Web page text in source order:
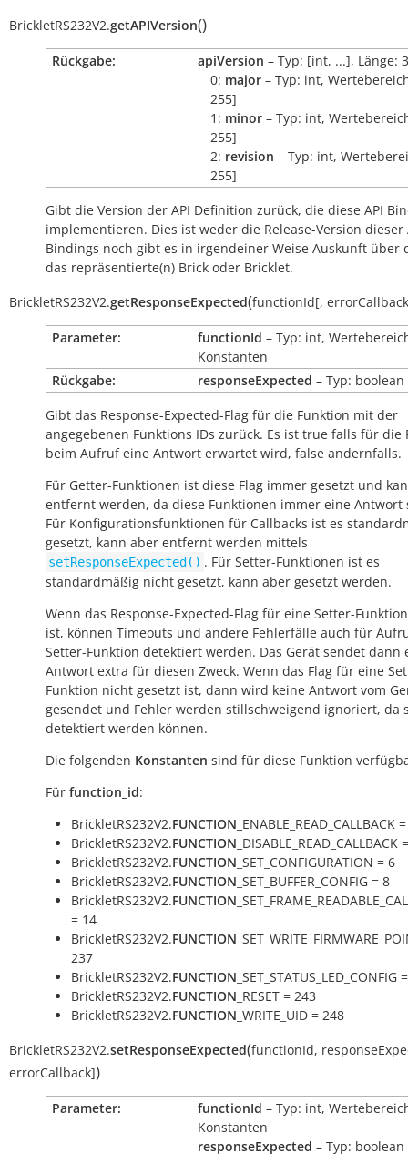
BrickletRS232V2.getAPIVersion()
Rückgabe: apiVersion – Typ: [int, ...], Länge: 3
0: major – Typ: int,
255]
1: minor – Typ: int,
255]
2: revision – Typ: int,
255]
Gibt die Version der API Definition zurück, die diese API
implementieren. Dies ist weder die Release-Version dieser
Bindings noch gibt es in irgendeiner Weise Auskunft über
das repräsentierte(n) Brick oder Bricklet.
BrickletRS232V2.getResponseExpected(functionId[, errorCallback
Parameter: functionId – Typ: int,
Konstanten
Rückgabe:
responseExpected – Typ: boolean
Gibt das Response-Expected-Flag für die Funktion mit der
angegebenen Funktions IDs zurück. Es ist true falls für die
beim Aufruf eine Antwort erwartet wird, false andernfalls.
Für Getter-Funktionen ist diese Flag immer gesetzt und
entfernt werden, da diese Funktionen immer eine Antwort
Für Konfigurationsfunktionen für Callbacks ist es
gesetzt, kann aber entfernt werden mittels
setResponseExpected() . Für Setter-Funktionen ist es
standardmäßig nicht gesetzt, kann aber gesetzt werden.
Wenn das Response-Expected-Flag für eine Setter-
ist, können Timeouts und andere Fehlerfälle auch für
Setter-Funktion detektiert werden. Das Gerät sendet dann
Antwort extra für diesen Zweck. Wenn das Flag für eine
Funktion nicht gesetzt ist, dann wird keine Antwort vom
gesendet und Fehler werden stillschweigend ignoriert, da
detektiert werden können.
Die folgenden Konstanten sind für diese Funktion
Für function_id:
BrickletRS232V2.FUNCTION _ENABLE_READ_CALLBACK
BrickletRS232V2.FUNCTION _DISABLE_READ_CALLBACK
BrickletRS232V2.FUNCTION _SET_CONFIGURATION = 6
BrickletRS232V2.FUNCTION _SET_BUFFER_CONFIG = 8
BrickletRS232V2.FUNCTION
= 14
BrickletRS232V2.FUNCTION
237
BrickletRS232V2.FUNCTION _SET_STATUS_LED_CONFIG
BrickletRS232V2.FUNCTION _RESET = 243
BrickletRS232V2.FUNCTION _WRITE_UID = 248
BrickletRS232V2.setResponseExpected(functionId,
errorCallback])
Parameter: functionId – Typ: int,
Konstanten
responseExpected – Typ: boolean